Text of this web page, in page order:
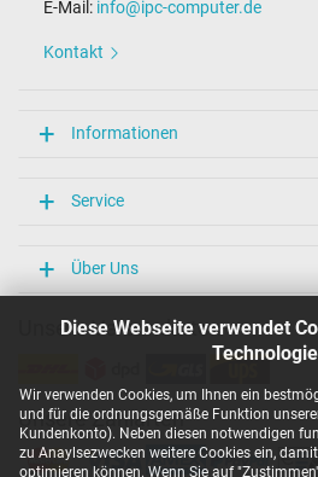
Diese Webseite verwendet
Wir verwenden Cookies, um Ihnen ein
und für die ordnungsgemäße Funktion
Kundenkonto). Neben diesen notwendigen
zu Anaylsezwecken weitere Cookies ein,
optimieren können. Wenn Sie auf
E-Mail: info@ipc-computer.de
Kontakt
Informationen
Service
Über Uns
Unsere Versandarten
Unsere Zahlarten